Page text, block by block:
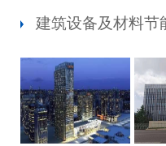
建筑设备及材料节